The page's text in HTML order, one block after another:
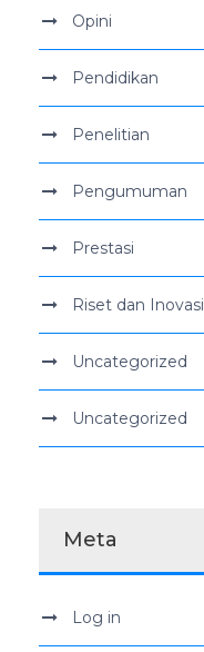
Opini
Pendidikan
Penelitian
Pengumuman
Prestasi
Riset dan Inovasi
Uncategorized
Uncategorized
Meta
Log in